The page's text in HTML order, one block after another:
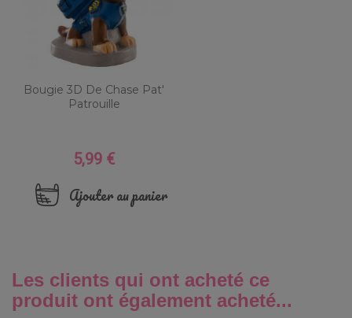
Bougie 3D De Chase Pat'
Patrouille
Prix
5,99 €
Ajouter au panier
Les clients qui ont acheté ce
produit ont également acheté...